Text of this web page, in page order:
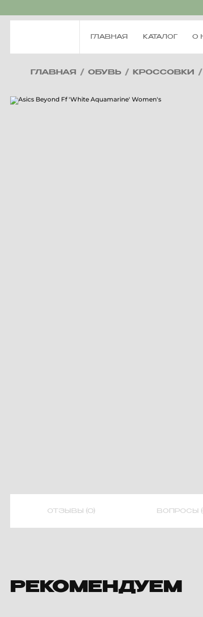
ГЛАВНАЯ КАТАЛОГ О
ГЛАВНАЯ / ОБУВЬ / КРОССОВКИ /
ОТЗЫВЫ (0) ВОПРОСЫ
РЕКОМЕНДУЕМ